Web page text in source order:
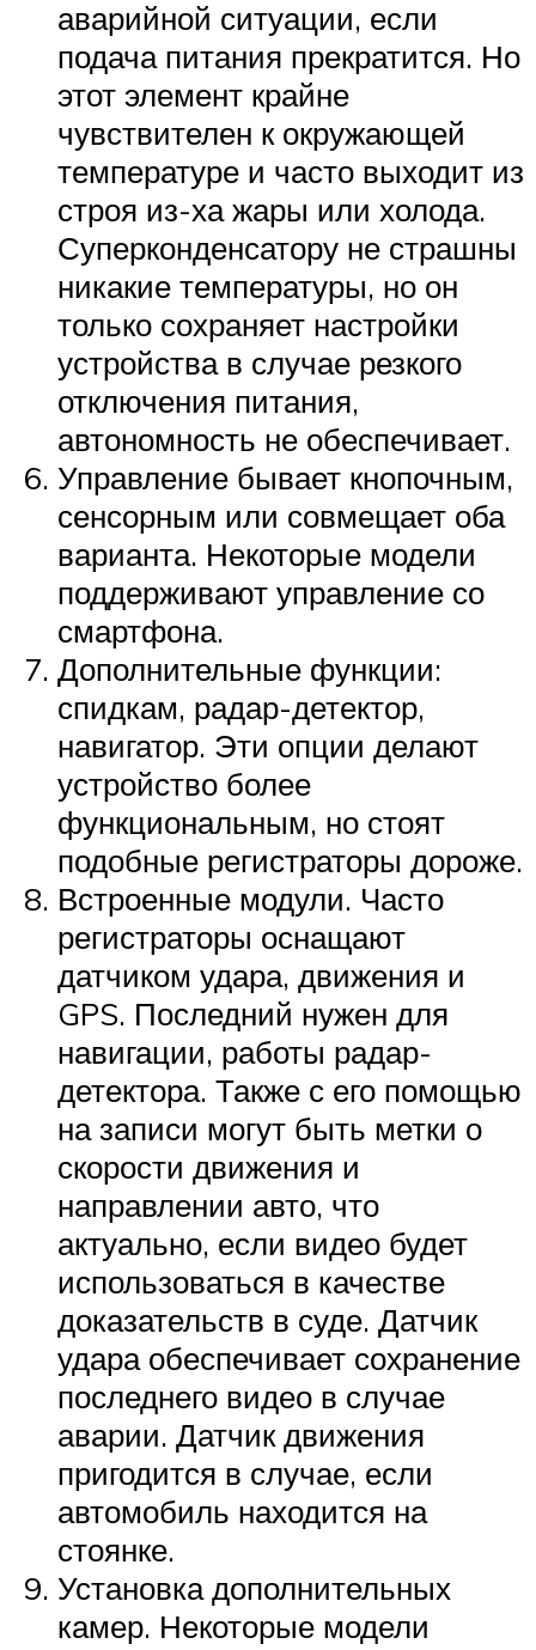
аварийной ситуации, если
подача питания прекратится. Но
этот элемент крайне
чувствителен к окружающей
температуре и часто выходит из
строя из-ха жары или холода.
Суперконденсатору не страшны
никакие температуры, но он
только сохраняет настройки
устройства в случае резкого
отключения питания,
автономность не обеспечивает.
Управление бывает кнопочным,
сенсорным или совмещает оба
варианта. Некоторые модели
поддерживают управление со
смартфона.
Дополнительные функции:
спидкам, радар-детектор,
навигатор. Эти опции делают
устройство более
функциональным, но стоят
подобные регистраторы дороже.
Встроенные модули. Часто
регистраторы оснащают
датчиком удара, движения и
GPS. Последний нужен для
навигации, работы радар-
детектора. Также с его помощью
на записи могут быть метки о
скорости движения и
направлении авто, что
актуально, если видео будет
использоваться в качестве
доказательств в суде. Датчик
удара обеспечивает сохранение
последнего видео в случае
аварии. Датчик движения
пригодится в случае, если
автомобиль находится на
стоянке.
Установка дополнительных
камер. Некоторые модели